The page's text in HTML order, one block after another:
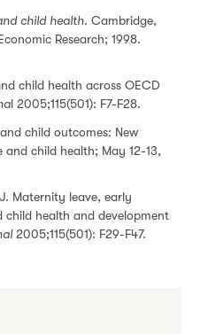
child health. Cambridge,
Research; 1998.
child health across OECD
l 2005;115(501): F7-F28.
child outcomes: New
and child health; May 12-13,
Maternity leave, early
health and development
2005;115(501): F29-F47.